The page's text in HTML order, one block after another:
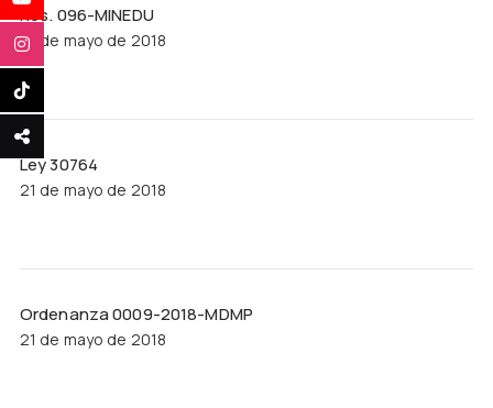
Res. 096-MINEDU
21 de mayo de 2018
Ley 30764
21 de mayo de 2018
Ordenanza 0009-2018-MDMP
21 de mayo de 2018